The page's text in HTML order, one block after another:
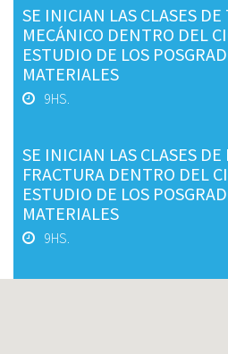
SE INICIAN LAS CLASES
MECÁNICO DENTRO DEL
ESTUDIO DE LOS
MATERIALES
9HS.
SE INICIAN LAS CLASES
FRACTURA DENTRO DEL
ESTUDIO DE LOS
MATERIALES
9HS.